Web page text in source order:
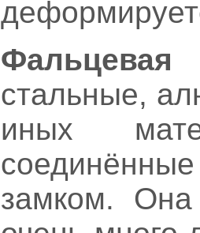
Фальцевая
стальные,
иных
замком. Она